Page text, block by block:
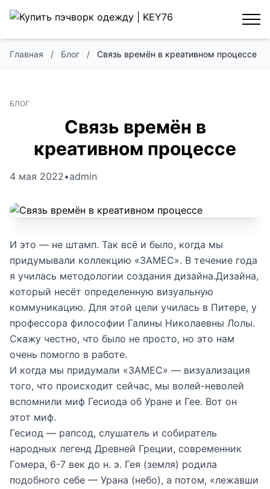
Главная / Блог / Связь времён в креативном процессе
БЛОГ
Связь времён в
креативном процессе
4 мая 2022•admin
И это — не штамп. Так всё и было, когда мы
придумывали коллекцию «ЗАМЕС». В течение года
я училась методологии создания дизайна.Дизайна,
который несёт определенную визуальную
коммуникацию. Для этой цели училась в Питере, у
профессора философии Галины Николаевны Лолы.
Скажу честно, что было не просто, но это нам
очень помогло в работе.
И когда мы придумали «ЗАМЕС» — визуализация
того, что происходит сейчас, мы волей-неволей
вспомнили миф Гесиода об Уране и Гее. Вот он
этот миф.
Гесиод — рапсод, слушатель и собиратель
народных легенд Древней Греции, современник
Гомера, 6-7 век до н. э. Гея (земля) родила
подобного себе — Урана (небо), а потом, «лежавши